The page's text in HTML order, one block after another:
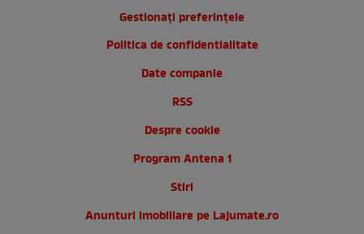
Gestionați preferințele
Politica de confidentialitate
Date companie
RSS
Despre cookie
Program Antena 1
Stiri
Anunturi imobiliare pe Lajumate.ro